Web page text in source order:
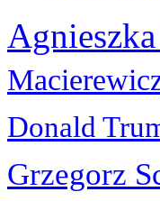
Donald
Grzegorz